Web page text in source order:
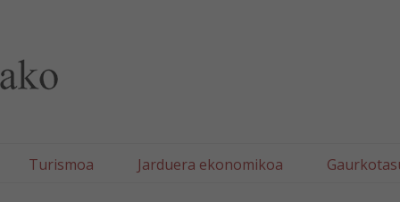
Turismoa Jarduera ekonomikoa